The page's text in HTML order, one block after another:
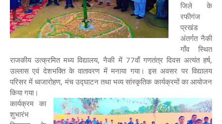
जिले के
रफीगंज
प्रखंड
अंतर्गत नैकी
गाँव स्थित
राजकीय उत्क्रमित मध्य विद्यालय, नैकी में 77वाँ गणतंत्र दिवस अत्यंत हर्ष,
उल्लास एवं देशभक्ति के वातावरण में मनाया गया। इस अवसर पर विद्यालय
परिसर में ध्वजारोहण, मंच उद्घाटन तथा भव्य सांस्कृतिक कार्यक्रमों का आयोजन
किया गया।
कार्यक्रम का
शुभारंभ